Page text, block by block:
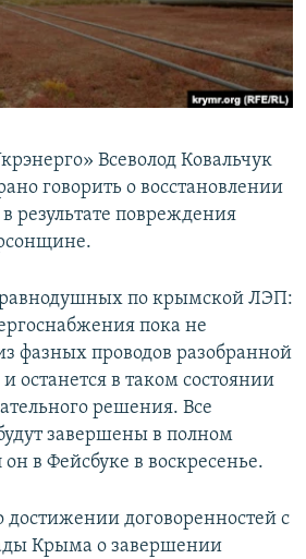
Всеволод Ковальчук
говорить о восстановлении
результате повреждения
по крымской ЛЭП:
пока не
фазных проводов разобранной
останется в таком состоянии
решения. Все
завершены в полном
в Фейсбуке в воскресенье.
достижении договоренностей с
Крыма о завершении